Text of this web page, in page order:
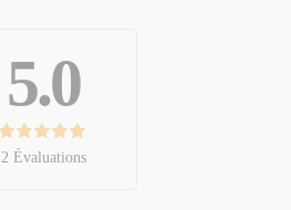
5.0
2 Évaluations